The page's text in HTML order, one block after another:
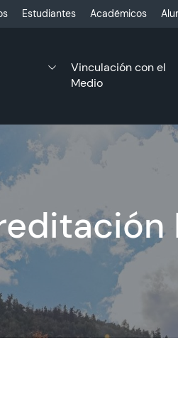
Estudiantes Académicos
Vinculación con el
Medio